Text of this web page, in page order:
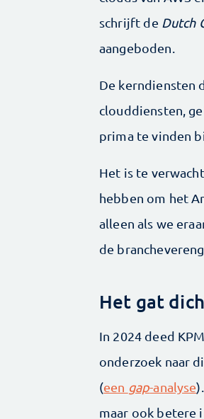
schrijft de Dutch
aangeboden.
De kerndiensten
clouddiensten,
prima te vinden
Het is te
hebben om het
alleen als we
de
Het gat
In 2024 deed
onderzoek naar
(een gap-analyse
maar ook betere